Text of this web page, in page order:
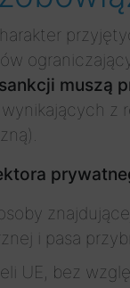
sankcji muszą
z
i pasa
UE, bez